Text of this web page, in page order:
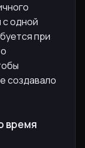
с одной
при
создавало
время